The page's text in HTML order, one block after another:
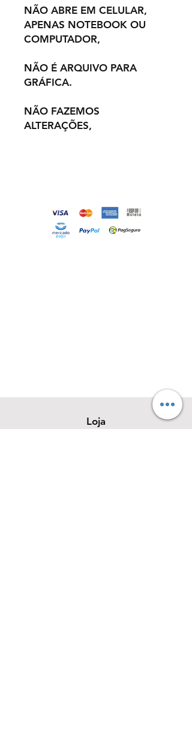
NÃO ABRE EM CELULAR,
APENAS NOTEBOOK OU
COMPUTADOR,
NÃO É ARQUIVO PARA
GRÁFICA.
NÃO FAZEMOS
ALTERAÇÕES,
Loja